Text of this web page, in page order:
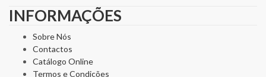
INFORMAÇÕES
Sobre Nós
Contactos
Catálogo Online
Termos e Condições